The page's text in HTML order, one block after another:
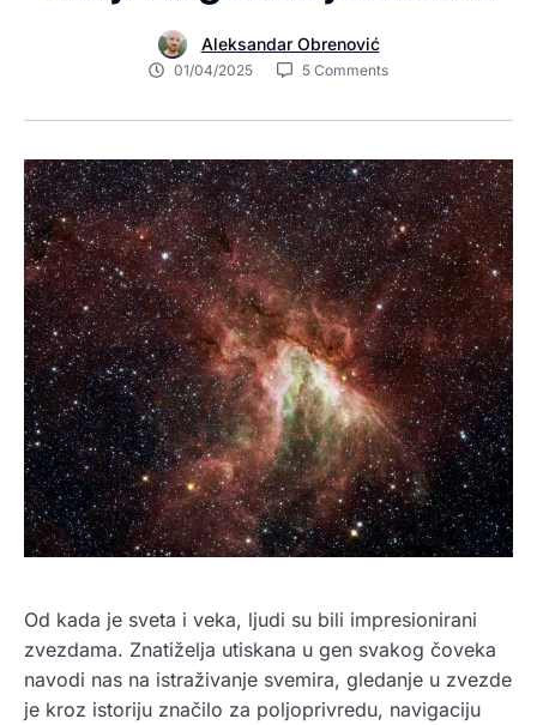
Aleksandar Obrenović
01/04/2025 5 Comments
Od kada je sveta i veka, ljudi su bili impresionirani
zvezdama. Znatiželja utiskana u gen svakog čoveka
navodi nas na istraživanje svemira, gledanje u zvezde
je kroz istoriju značilo za poljoprivredu, navigaciju